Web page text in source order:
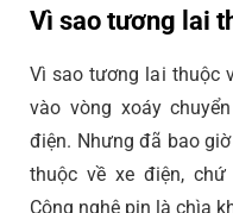
Vì sao tương lai
Vì sao tương lai thuộc
vào vòng xoáy
điện. Nhưng đã bao
thuộc về xe điện,
Công nghệ pin là chìa